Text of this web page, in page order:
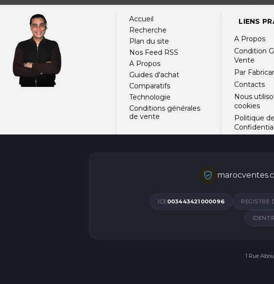
Accueil
Recherche
Plan du site
Nos Feed RSS
A Propos
Guides d'achat
Comparatifs
Technologie
Conditions générales
de vente
LIENS
A Propos
Condition
Vente
Par
Contacts
Nous
cookies
Politique de
ICE003443421000096 REGISTRE
1 Rue